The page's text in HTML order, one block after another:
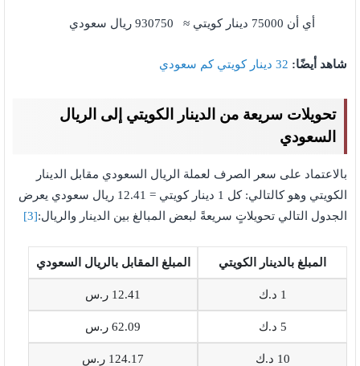
أي أن 75000 دينار كويتي ≈ 930750 ريال سعودي
شاهد أيضًا: 32 دينار كويتي كم سعودي
تحويلات سريعة من الدينار الكويتي إلى الريال
السعودي
بالاعتماد على سعر الصرف لعملة الريال السعودي مقابل الدينار
الكويتي وهو كالتالي: كل 1 دينار كويتي = 12.41 ريال سعودي يعرض
الجدول التالي تحويلاتٍ سريعةً لبعض المبالغ بين الدينار والريال:[3]
المبلغ بالدينار الكويتي المبلغ المقابل بالريال السعودي
1 د.ك 12.41 ر.س
5 د.ك 62.09 ر.س
10 د.ك 124.17 ر.س